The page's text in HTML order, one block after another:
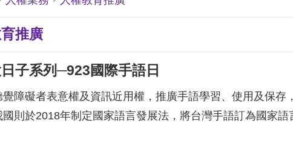
推廣
子系列─923國際手語日
覺障礙者表意權及資訊近用權，推廣手語學習、使用及保
則於2018年制定國家語言發展法，將台灣手語訂為國家語